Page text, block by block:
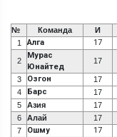
№ Команда И
1
Алга 17
2
Мурас
Юнайтед
17
3 Озгон 17
4 Барс 17
5 Азия 17
6
Алай 17
7
Ошму 17